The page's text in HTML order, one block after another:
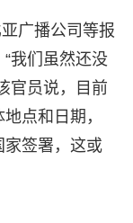
广播公司等报
我们虽然还没
官员说，目前
点和日期，
家签署，这或